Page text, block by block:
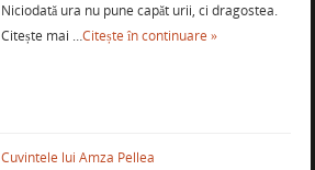
Niciodată ura nu pune capăt urii, ci dragostea.
Citește mai …Citește în continuare »
Cuvintele lui Amza Pellea